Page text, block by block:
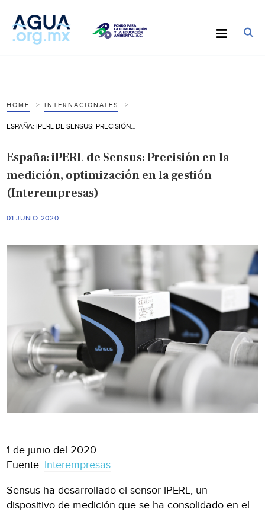
HOME INTERNACIONALES
España: iPERL de Sensus: Precisión en la
medición, optimización en la gestión
(Interempresas)
01 JUNIO 2020
1 de junio del 2020
Fuente: Interempresas
Sensus ha desarrollado el sensor iPERL, un
dispositivo de medición que se ha consolidado en el